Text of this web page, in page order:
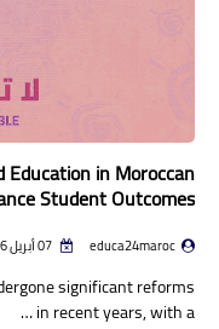
in Moroccan
Student Outcomes
educa24maroc
significant reforms
in recent years, with a …